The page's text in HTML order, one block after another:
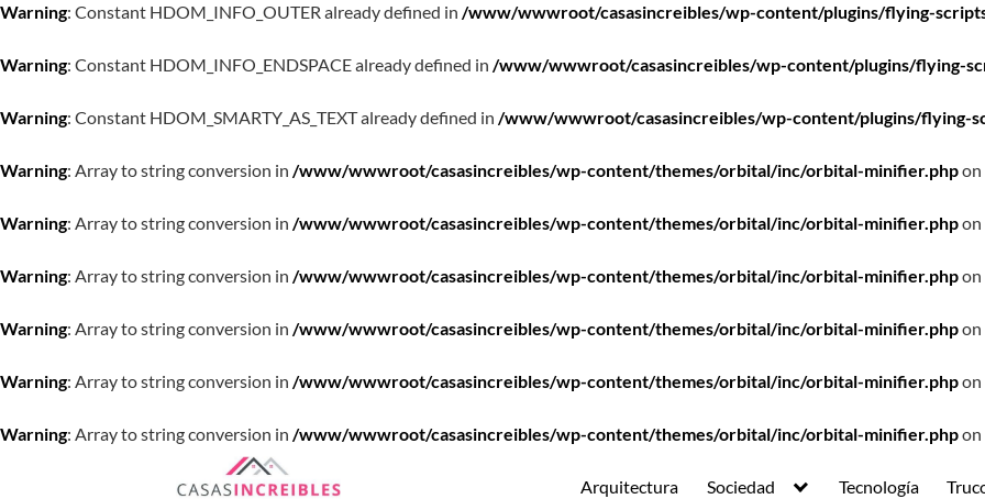
Warning: Constant HDOM_INFO_OUTER already defined in /www/wwwroot/casasincreibles/wp-content/plugins/flying-
Warning: Constant HDOM_INFO_ENDSPACE already defined in /www/wwwroot/casasincreibles/wp-content/plugins/flying-
Warning: Constant HDOM_SMARTY_AS_TEXT already defined in /www/wwwroot/casasincreibles/wp-content/plugins/flying-
Warning: Array to string conversion in /www/wwwroot/casasincreibles/wp-content/themes/orbital/inc/orbital-minifier.phpon
Warning: Array to string conversion in /www/wwwroot/casasincreibles/wp-content/themes/orbital/inc/orbital-minifier.phpon
Warning: Array to string conversion in /www/wwwroot/casasincreibles/wp-content/themes/orbital/inc/orbital-minifier.phpon
Warning: Array to string conversion in /www/wwwroot/casasincreibles/wp-content/themes/orbital/inc/orbital-minifier.phpon
Warning: Array to string conversion in /www/wwwroot/casasincreibles/wp-content/themes/orbital/inc/orbital-minifier.phpon
Warning: Array to string conversion in /www/wwwroot/casasincreibles/wp-content/themes/orbital/inc/orbital-minifier.phpon
Arquitectura Sociedad Tecnología